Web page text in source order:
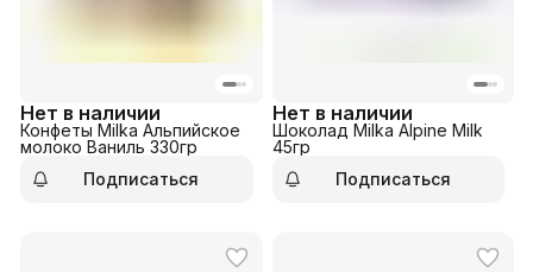
Нет в наличии
Конфеты Milka Альпийское
молоко Ваниль 330гр
Подписаться
Нет в наличии
Шоколад Milka Alpine Milk
45гр
Подписаться